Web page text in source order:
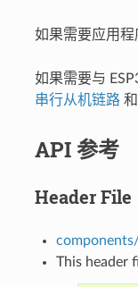
如果需要应用程
如果需要与
串行从机链路和
API 参考
Header File
This header